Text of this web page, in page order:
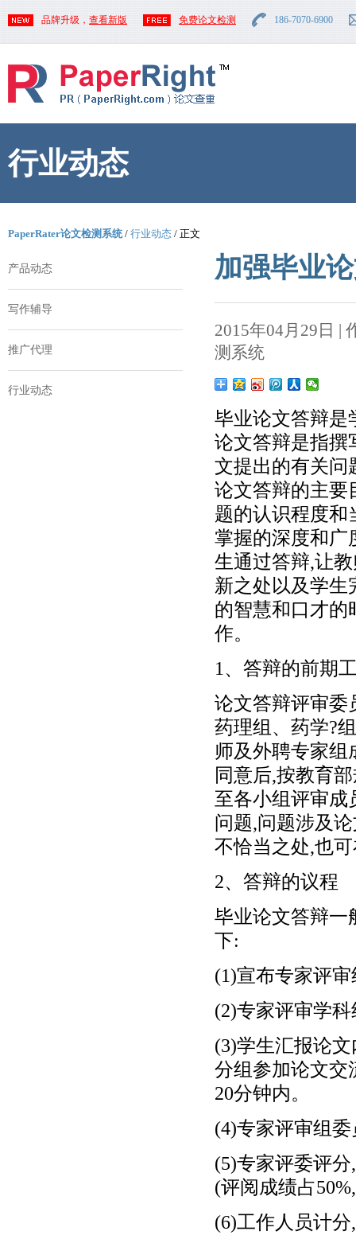
品牌升级， 查看新版 免费论文检测 186-7070-6900
行业动态
PaperRater论文检测系统/ 行业动态 / 正文
产品动态
写作辅导
推广代理
行业动态
加强毕业
2015年04月29日 |
测系统
毕业论文答辩是
论文答辩是指撰
文提出的有关问
论文答辩的主要
题的认识程度和
掌握的深度和广
生通过答辩,让
新之处以及学生
的智慧和口才的
作。
1、答辩的前期
论文答辩评审委
药理组、药学?
师及外聘专家组
同意后,按教育
至各小组评审成
问题,问题涉及
不恰当之处,也
2、答辩的议程
毕业论文答辩一
下:
(1)宣布专家评
(2)专家评审学
(3)学生汇报论
分组参加论文交
20分钟内。
(4)专家评审组
(5)专家评委评
(评阅成绩占
(6)工作人员计